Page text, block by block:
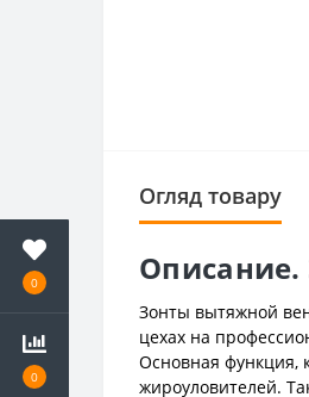
0
0
Огляд товару
Описание.
Зонты вытяжной
цехах на
Основная функция,
жироуловителей.